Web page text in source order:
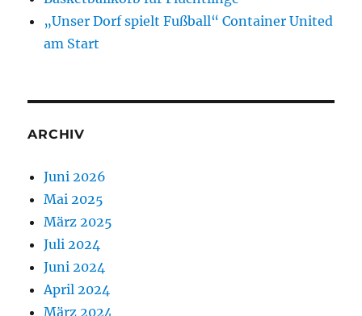
„Unser Dorf spielt Fußball“ Container United
am Start
ARCHIV
Juni 2026
Mai 2025
März 2025
Juli 2024
Juni 2024
April 2024
März 2024